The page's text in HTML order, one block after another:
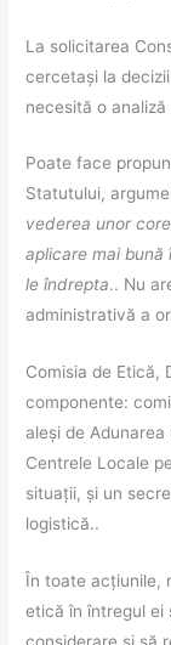
La solicitarea
cercetași la
necesită o
Poate face
Statutului,
vederea unor
aplicare mai bună
le îndrepta.. Nu
administrativă a
Comisia de Etică,
componente:
aleși de
Centrele Locale
situații, și un
logistică..
În toate acțiunile,
etică în întregul ei